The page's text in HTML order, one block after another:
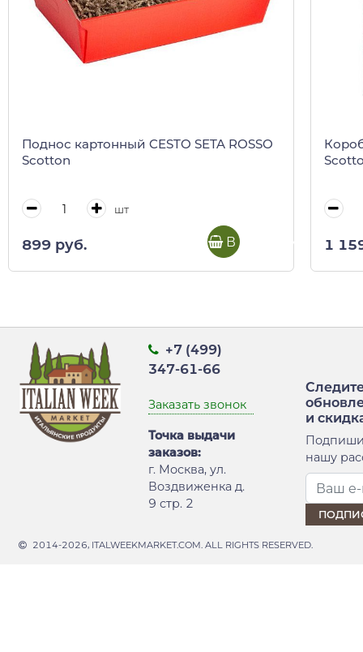
Поднос картонный CESTO SETA ROSSO
Scotton
шт
899 руб. В корзину 1
+7 (499)
347-61-66
Заказать звонок
Точка выдачи
заказов:
г. Москва, ул.
Воздвиженка д.
9 стр. 2
и
нашу
2014-2026, ITALWEEKMARKET.COM. ALL RIGHTS RESERVED.